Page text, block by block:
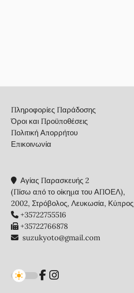
Πληροφορίες Παράδοσης
Όροι και Προϋποθέσεις
Πολιτική Απορρήτου
Επικοινωνία
Αγίας Παρασκευής 2
(Πίσω από το οίκημα του ΑΠΟΕΛ),
2002, Στρόβολος, Λευκωσία, Κύπρος
+35722755516
+35722766878
suzukyoto@gmail.com